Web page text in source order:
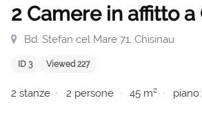
2 Camere in affitto a
Bd. Stefan cel Mare 71, Chisinau
ID 3 Viewed 227
2 stanze 2 persone 45 m²